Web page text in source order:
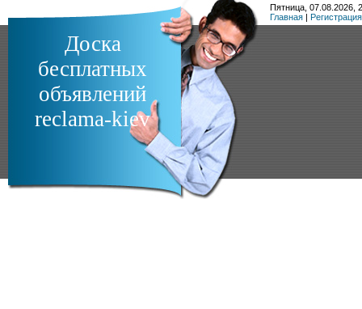
Пятница, 07.08.2026,
Главная | Регистрация
Доска
бесплатных
объявлений
reclama-kiev